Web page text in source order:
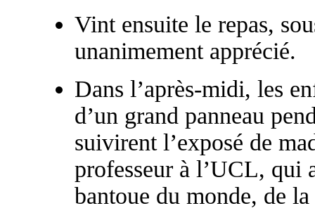
Vint ensuite le repas,
unanimement apprécié.
Dans l’après-midi, les
d’un grand panneau
suivirent l’exposé de
professeur à l’UCL, qui
bantoue du monde, de